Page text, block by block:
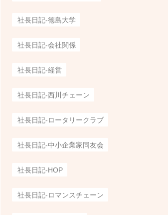
社長日記-徳島大学
社長日記-会社関係
社長日記-経営
社長日記-西川チェーン
社長日記-ロータリークラブ
社長日記-中小企業家同友会
社長日記-HOP
社長日記-ロマンスチェーン